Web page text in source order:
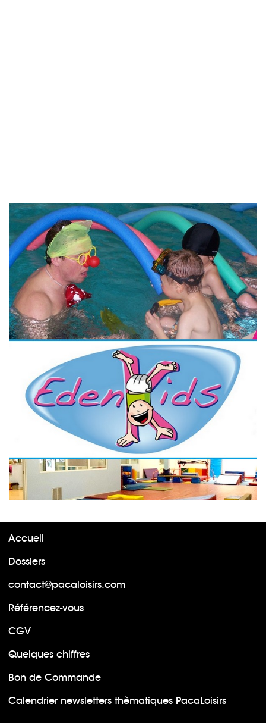
Accueil
Dossiers
contact@pacaloisirs.com
Référencez-vous
CGV
Quelques chiffres
Bon de Commande
Calendrier newsletters thèmatiques PacaLoisirs